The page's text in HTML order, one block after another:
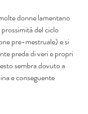
donne lamentano
del ciclo
pre-mestruale) e si
preda di veri e propri
sembra dovuto a
e conseguente